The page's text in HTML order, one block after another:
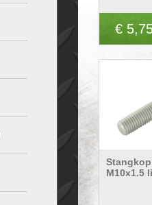
€
M10x1.5